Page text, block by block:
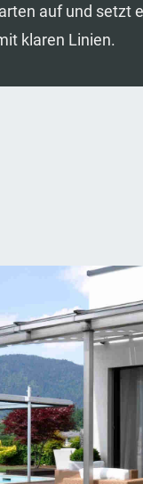
auf und setzt
klaren Linien.